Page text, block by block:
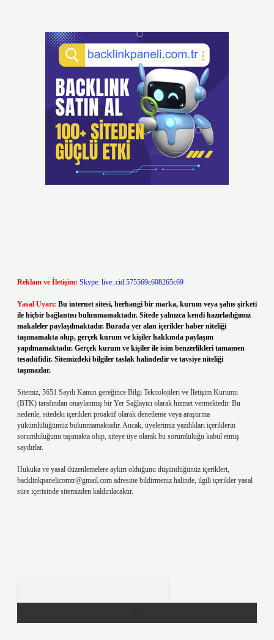
Reklam ve İletişim: Skype: live:.cid.575569c608265c69
Yasal Uyarı: Bu internet sitesi, herhangi bir marka, kurum veya şahıs şirketi
ile hiçbir bağlantısı bulunmamaktadır. Sitede yalnızca kendi hazırladığımız
makaleler paylaşılmaktadır. Burada yer alan içerikler haber niteliği
taşımamakta olup, gerçek kurum ve kişiler hakkında paylaşım
yapılmamaktadır. Gerçek kurum ve kişiler ile isim benzerlikleri tamamen
tesadüfidir. Sitemizdeki bilgiler taslak halindedir ve tavsiye niteliği
taşımazlar.
Sitemiz, 5651 Sayılı Kanun gereğince Bilgi Teknolojileri ve İletişim Kurumu
(BTK) tarafından onaylanmış bir Yer Sağlayıcı olarak hizmet vermektedir. Bu
nedenle, sitedeki içerikleri proaktif olarak denetleme veya araştırma
yükümlülüğümüz bulunmamaktadır. Ancak, üyelerimiz yazdıkları içeriklerin
sorumluluğunu taşımakta olup, siteye üye olarak bu sorumluluğu kabul etmiş
sayılırlar.
Hukuka ve yasal düzenlemelere aykırı olduğunu düşündüğünüz içerikleri,
backlinkpanelicomtr@gmail.com adresine bildirmeniz halinde, ilgili içerikler yasal
süre içerisinde sitemizden kaldırılacaktır.